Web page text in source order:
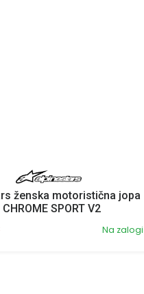
ženska motoristična jopa
SPORT V2
Na zalogi